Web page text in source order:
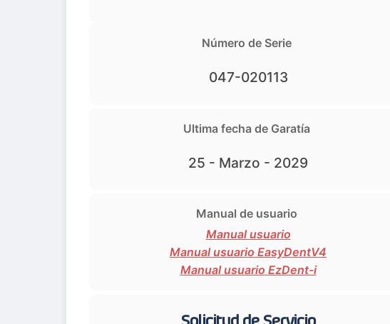
Número de Serie
047-020113
Ultima fecha de Garatía
25 - Marzo - 2029
Manual de usuario
Manual usuario
Manual usuario EasyDentV4
Manual usuario EzDent-i
Solicitud de Servicio